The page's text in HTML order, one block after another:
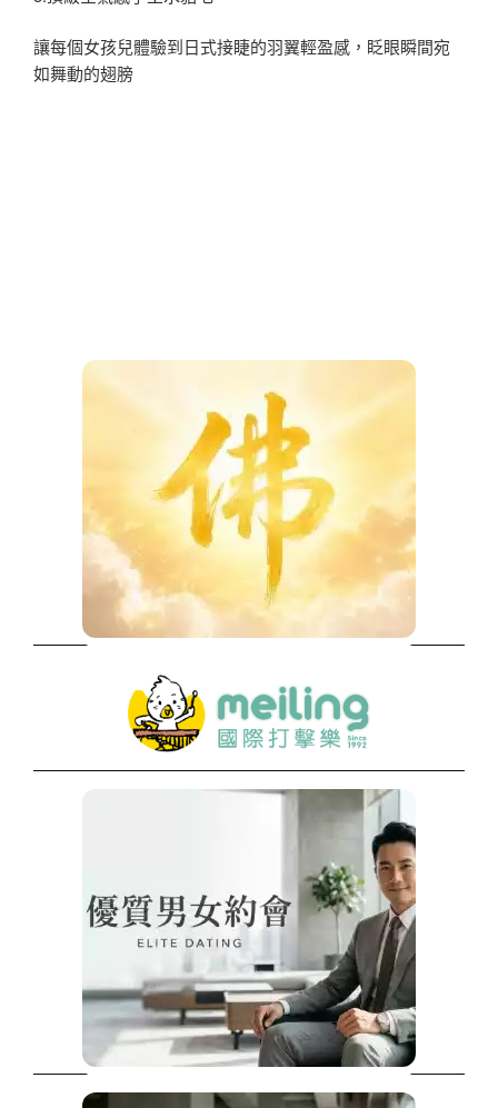
讓每個女孩兒體驗到日式接睫的羽翼輕盈感，眨眼瞬間宛
如舞動的翅膀